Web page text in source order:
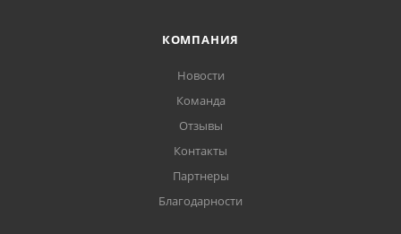
КОМПАНИЯ
Новости
Команда
Отзывы
Контакты
Партнеры
Благодарности